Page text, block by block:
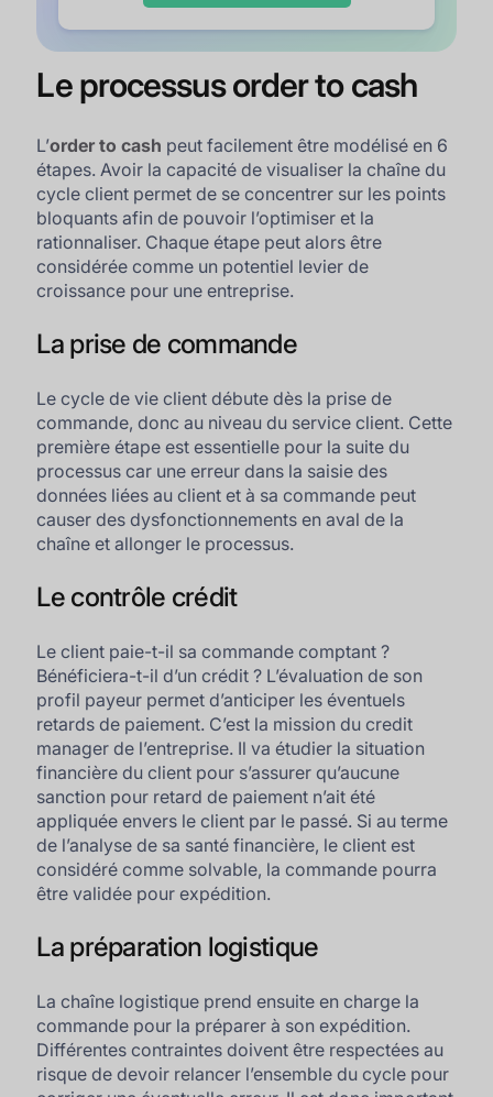
Le processus order to cash
L’order to cash peut facilement être modélisé en 6
étapes. Avoir la capacité de visualiser la chaîne du
cycle client permet de se concentrer sur les points
bloquants afin de pouvoir l’optimiser et la
rationnaliser. Chaque étape peut alors être
considérée comme un potentiel levier de
croissance pour une entreprise.
La prise de commande
Le cycle de vie client débute dès la prise de
commande, donc au niveau du service client. Cette
première étape est essentielle pour la suite du
processus car une erreur dans la saisie des
données liées au client et à sa commande peut
causer des dysfonctionnements en aval de la
chaîne et allonger le processus.
Le contrôle crédit
Le client paie-t-il sa commande comptant ?
Bénéficiera-t-il d’un crédit ? L’évaluation de son
profil payeur permet d’anticiper les éventuels
retards de paiement. C’est la mission du credit
manager de l’entreprise. Il va étudier la situation
financière du client pour s’assurer qu’aucune
sanction pour retard de paiement n’ait été
appliquée envers le client par le passé. Si au terme
de l’analyse de sa santé financière, le client est
considéré comme solvable, la commande pourra
être validée pour expédition.
La préparation logistique
La chaîne logistique prend ensuite en charge la
commande pour la préparer à son expédition.
Différentes contraintes doivent être respectées au
risque de devoir relancer l’ensemble du cycle pour